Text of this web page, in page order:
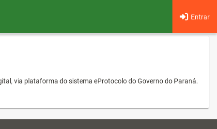
Entrar
via plataforma do sistema eProtocolo do Governo do Paraná.